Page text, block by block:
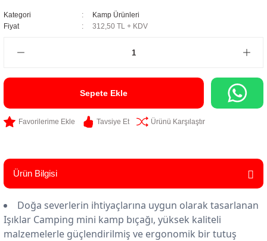
Kategori
Kamp Ürünleri
Fiyat
312,50 TL + KDV
Sepete Ekle
Tavsiye Et Ürünü Karşılaştır
Ürün Bilgisi
Doğa severlerin ihtiyaçlarına uygun olarak tasarlanan
Işıklar Camping mini kamp bıçağı, yüksek kaliteli
malzemelerle güçlendirilmiş ve ergonomik bir tutuş